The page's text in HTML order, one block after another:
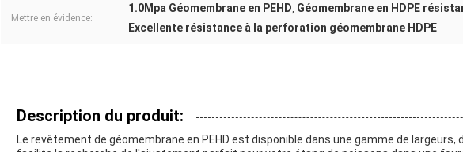
Mettre en évidence:
1.0Mpa Géomembrane en PEHD Géomembrane en HDPE
Excellente résistance à la perforation géomembrane HDPE
Description du produit:
Le revêtement de géomembrane en PEHD est disponible dans une gamme de largeurs,